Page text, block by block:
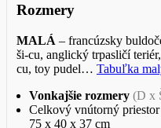
Rozmery
MALÁ – francúzsky
ši-cu, anglický trpasličí
cu, toy pudel… Tabuľka
Vonkajšie rozmery (D x
Celkový vnútorný
75 x 40 x 37 cm